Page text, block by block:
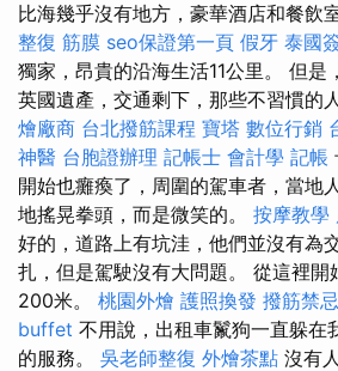
比海幾乎沒有地方，豪華酒店和餐飲
整復 筋膜 seo保證第一頁 假牙 泰國
獨家，昂貴的沿海生活11公里。 但是
英國遺產，交通剩下，那些不習慣的
燴廠商 台北撥筋課程 寶塔 數位行銷
神醫 台胞證辦理 記帳士 會計學 記帳
開始也癱瘓了，周圍的駕車者，當地
地搖晃拳頭，而是微笑的。 按摩教學
好的，道路上有坑洼，他們並沒有為
扎，但是駕駛沒有大問題。 從這裡開
200米。 桃園外燴 護照換發 撥筋禁忌
buffet 不用說，出租車鬣狗一直躲在
的服務。 吳老師整復 外燴茶點 沒有